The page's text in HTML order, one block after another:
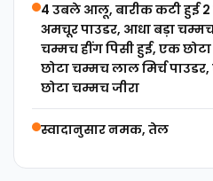
4 उबले आलू, बारीक कटी हुई 2
अमचूर पाउडर, आधा बड़ा
चम्मच हींग पिसी हुई, एक
छोटा चम्मच लाल मिर्च
छोटा चम्मच जीरा
स्वादानुसार नमक, तेल